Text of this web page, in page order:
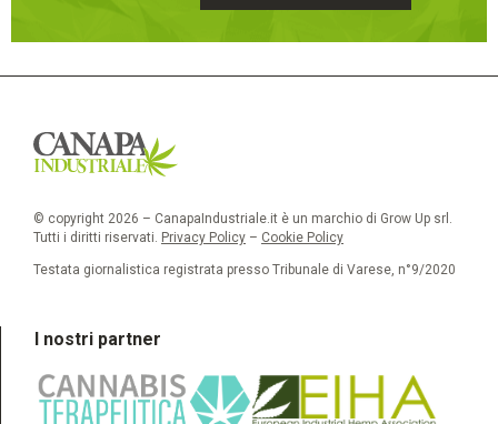
© copyright 2026 – CanapaIndustriale.it è un marchio di Grow Up srl.
Tutti i diritti riservati. Privacy Policy – Cookie Policy
Testata giornalistica registrata presso Tribunale di Varese, n°9/2020
I nostri partner